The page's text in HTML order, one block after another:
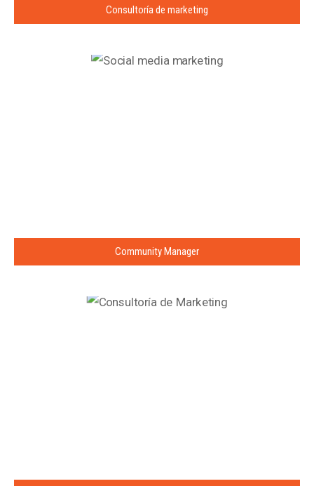
Consultoría de marketing
Community Manager